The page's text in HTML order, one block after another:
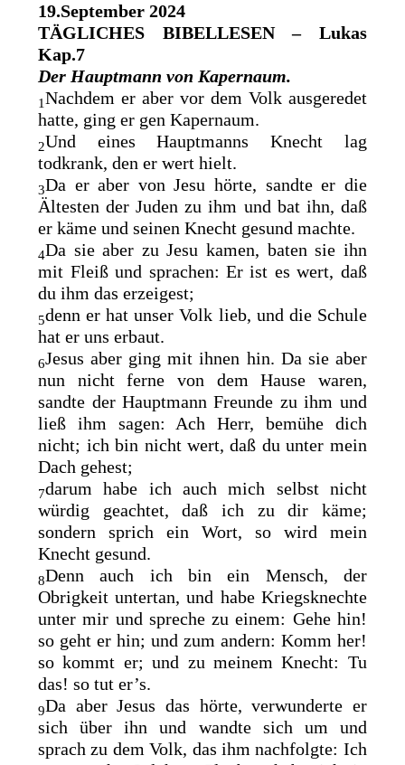
19.September 2024
TÄGLICHES BIBELLESEN – Lukas
Kap.7
Der Hauptmann von Kapernaum.
1Nachdem er aber vor dem Volk ausgeredet
hatte, ging er gen Kapernaum.
2Und eines Hauptmanns Knecht lag
todkrank, den er wert hielt.
3Da er aber von Jesu hörte, sandte er die
Ältesten der Juden zu ihm und bat ihn, daß
er käme und seinen Knecht gesund machte.
4Da sie aber zu Jesu kamen, baten sie ihn
mit Fleiß und sprachen: Er ist es wert, daß
du ihm das erzeigest;
5denn er hat unser Volk lieb, und die Schule
hat er uns erbaut.
6Jesus aber ging mit ihnen hin. Da sie aber
nun nicht ferne von dem Hause waren,
sandte der Hauptmann Freunde zu ihm und
ließ ihm sagen: Ach Herr, bemühe dich
nicht; ich bin nicht wert, daß du unter mein
Dach gehest;
7darum habe ich auch mich selbst nicht
würdig geachtet, daß ich zu dir käme;
sondern sprich ein Wort, so wird mein
Knecht gesund.
8Denn auch ich bin ein Mensch, der
Obrigkeit untertan, und habe Kriegsknechte
unter mir und spreche zu einem: Gehe hin!
so geht er hin; und zum andern: Komm her!
so kommt er; und zu meinem Knecht: Tu
das! so tut er’s.
9Da aber Jesus das hörte, verwunderte er
sich über ihn und wandte sich um und
sprach zu dem Volk, das ihm nachfolgte: Ich